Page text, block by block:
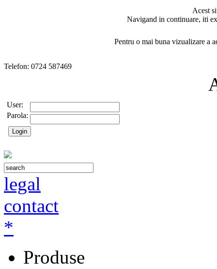
Acest
Navigand in continuare, iti
Pentru o mai buna vizualizare a
Telefon: 0724 587469
User:
Parola:
legal
contact
*
Produse